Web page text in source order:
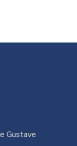
Gustave